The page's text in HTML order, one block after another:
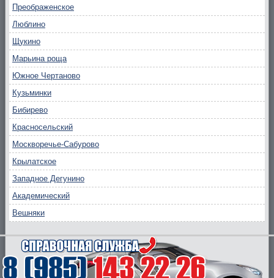
Преображенское
Люблино
Щукино
Марьина роща
Южное Чертаново
Кузьминки
Бибирево
Красносельский
Москворечье-Сабурово
Крылатское
Западное Дегунино
Академический
Вешняки